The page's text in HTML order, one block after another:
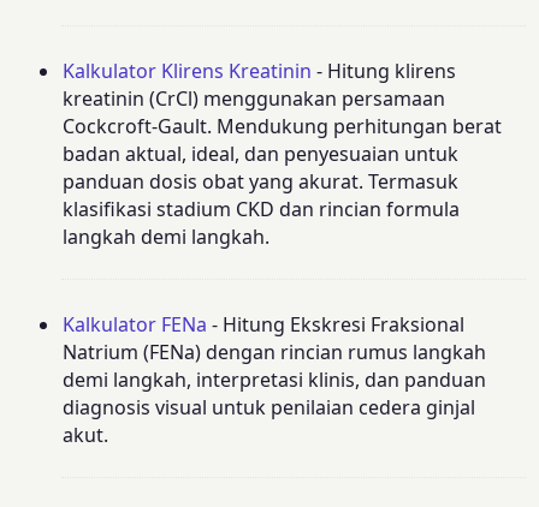
Kalkulator Klirens Kreatinin - Hitung klirens
kreatinin (CrCl) menggunakan persamaan
Cockcroft-Gault. Mendukung perhitungan berat
badan aktual, ideal, dan penyesuaian untuk
panduan dosis obat yang akurat. Termasuk
klasifikasi stadium CKD dan rincian formula
langkah demi langkah.
Kalkulator FENa - Hitung Ekskresi Fraksional
Natrium (FENa) dengan rincian rumus langkah
demi langkah, interpretasi klinis, dan panduan
diagnosis visual untuk penilaian cedera ginjal
akut.